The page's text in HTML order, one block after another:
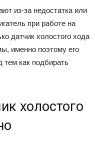
из-за недостатка или
при работе на
датчик холостого хода
именно поэтому его
тем как подбирать
холостого